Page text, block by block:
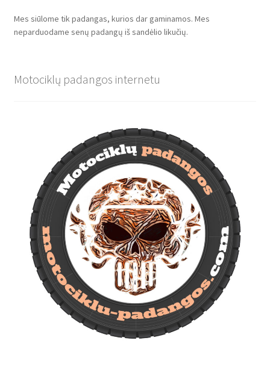
Mes siūlome tik padangas, kurios dar gaminamos. Mes
neparduodame senų padangų iš sandėlio likučių.
Motociklų padangos internetu